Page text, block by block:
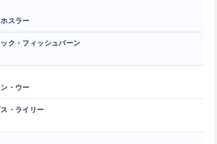
スラー
ク・フィッシュバーン
・ウー
・ライリー